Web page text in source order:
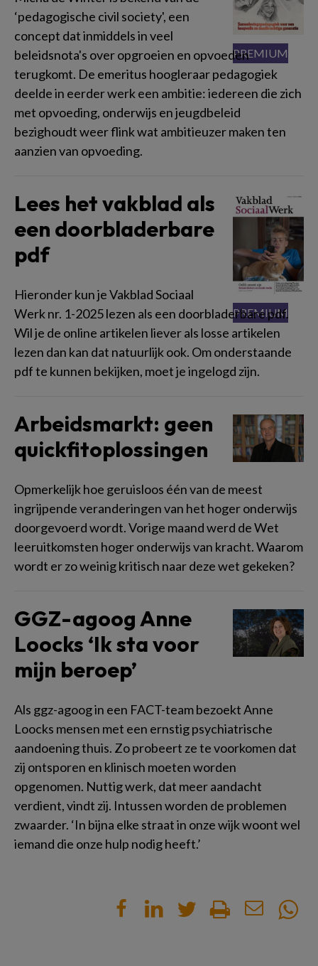
‘pedagogische civil society', een
concept dat inmiddels in veel
beleidsnota's over opgroeien en opvoeden
terugkomt. De emeritus hoogleraar pedagogiek
deelde in eerder werk een ambitie: iedereen die zich
met opvoeding, onderwijs en jeugdbeleid
bezighoudt weer flink wat ambitieuzer maken ten
aanzien van opvoeding.
Lees het vakblad als
een doorbladerbare
pdf
Hieronder kun je Vakblad Sociaal
Werk nr. 1-2025 lezen als een doorbladerbare pdf.
Wil je de online artikelen liever als losse artikelen
lezen dan kan dat natuurlijk ook. Om onderstaande
pdf te kunnen bekijken, moet je ingelogd zijn.
Arbeidsmarkt: geen
quickfitoplossingen
Opmerkelijk hoe geruisloos één van de meest
ingrijpende veranderingen van het hoger onderwijs
doorgevoerd wordt. Vorige maand werd de Wet
leeruitkomsten hoger onderwijs van kracht. Waarom
wordt er zo weinig kritisch naar deze wet gekeken?
GGZ-agoog Anne
Loocks ‘Ik sta voor
mijn beroep’
Als ggz-agoog in een FACT-team bezoekt Anne
Loocks mensen met een ernstig psychiatrische
aandoening thuis. Zo probeert ze te voorkomen dat
zij ontsporen en klinisch moeten worden
opgenomen. Nuttig werk, dat meer aandacht
verdient, vindt zij. Intussen worden de problemen
zwaarder. ‘In bijna elke straat in onze wijk woont wel
iemand die onze hulp nodig heeft.’